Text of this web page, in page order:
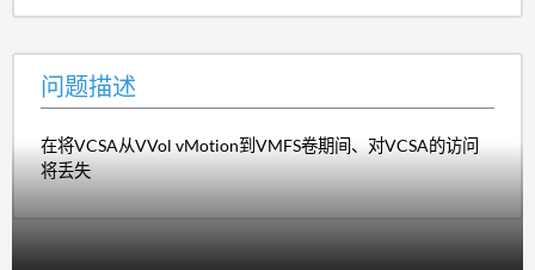
问题描述
在将VCSA从VVol vMotion到VMFS卷期间、对VCSA的访问
将丢失